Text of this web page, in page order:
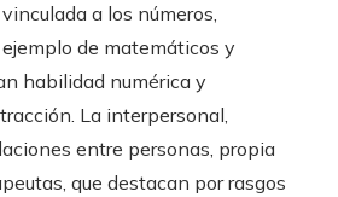
a los números,
de matemáticos y
habilidad numérica y
La interpersonal,
entre personas, propia
que destacan por rasgos